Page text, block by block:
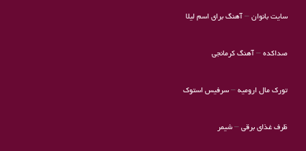
سایت بانوان– آهنگ برای اسم لیلا
صداکده– آهنگ کرمانجی
تورک مال ارومیه–سرفیس استوک
ظرف غذای برقی– شیمر